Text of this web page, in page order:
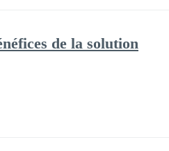
de la solution